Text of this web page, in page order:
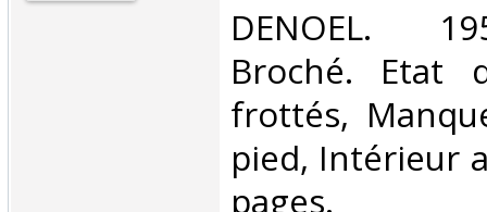
‎DENOEL.
Broché. Etat
frottés,
pied, Intérieur
pages.